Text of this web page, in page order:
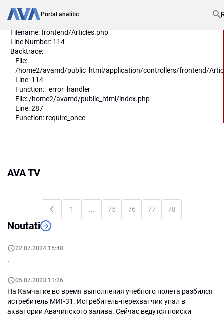
Severity: Notice
Message: Undefined offset: 0
Filename: frontend/Articles.php
Line Number: 114
Backtrace:
File:
/home2/avamd/public_html/application/controllers/frontend/
Line: 114
Function: _error_handler
File: /home2/avamd/public_html/index.php
Line: 287
Function: require_once
Portal analitic
AVA TV
1 ... 75 76 77 78
Noutati
22.07.2024 15:48
.
05.07.2023 11:26
На Камчатке во время выполнения учебного полета разбился
истребитель МИГ-31. Истребитель-перехватчик упал в
акватории Авачинского залива. Сейчас ведутся поиски